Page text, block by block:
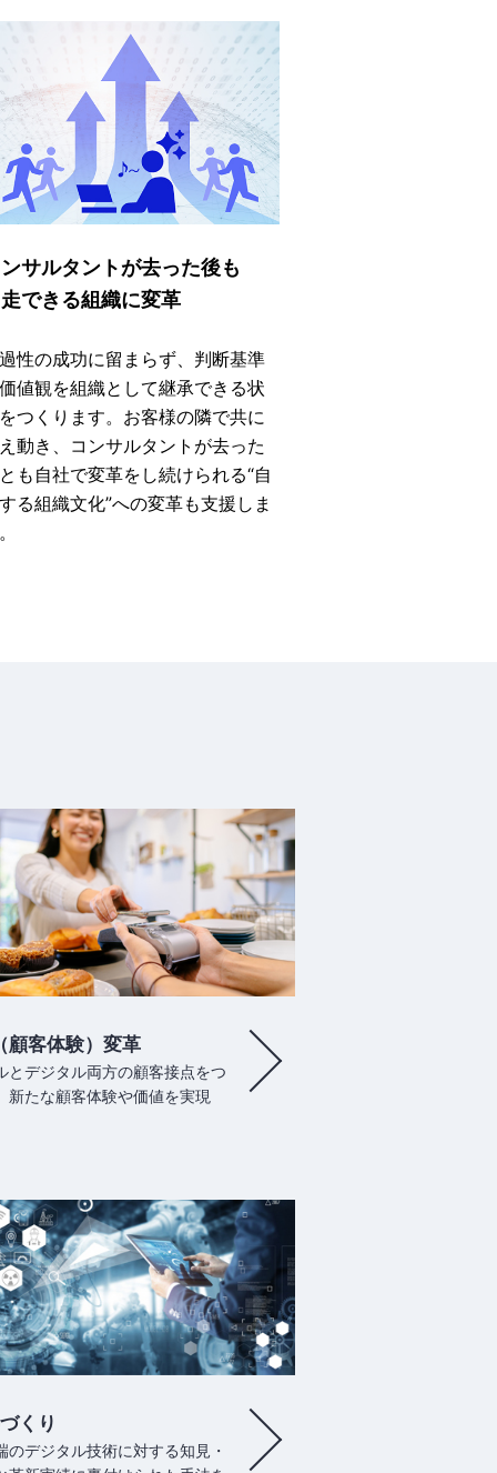
サルタントが去った後も
できる組織に変革
性の成功に留まらず、判断基準
値観を組織として継承できる状
つくります。お客様の隣で共に
動き、コンサルタントが去った
も自社で変革をし続けられる“自
る組織文化”への変革も支援しま
顧客体験）変革
とデジタル両方の顧客接点をつ
新たな顧客体験や価値を実現
くり
のデジタル技術に対する知見・